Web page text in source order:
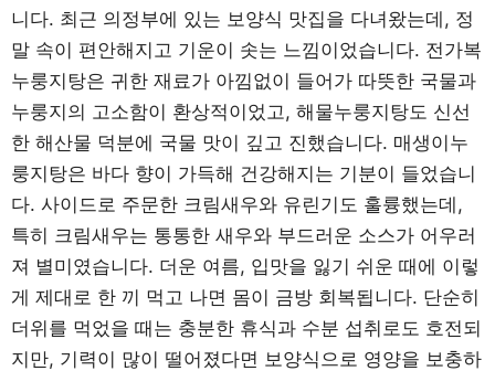
니다. 최근 의정부에 있는 보양식 맛집을 다녀왔는데, 정
말 속이 편안해지고 기운이 솟는 느낌이었습니다. 전가복
누룽지탕은 귀한 재료가 아낌없이 들어가 따뜻한 국물과
누룽지의 고소함이 환상적이었고, 해물누룽지탕도 신선
한 해산물 덕분에 국물 맛이 깊고 진했습니다. 매생이누
룽지탕은 바다 향이 가득해 건강해지는 기분이 들었습니
다. 사이드로 주문한 크림새우와 유린기도 훌륭했는데,
특히 크림새우는 통통한 새우와 부드러운 소스가 어우러
져 별미였습니다. 더운 여름, 입맛을 잃기 쉬운 때에 이렇
게 제대로 한 끼 먹고 나면 몸이 금방 회복됩니다. 단순히
더위를 먹었을 때는 충분한 휴식과 수분 섭취로도 호전되
지만, 기력이 많이 떨어졌다면 보양식으로 영양을 보충하